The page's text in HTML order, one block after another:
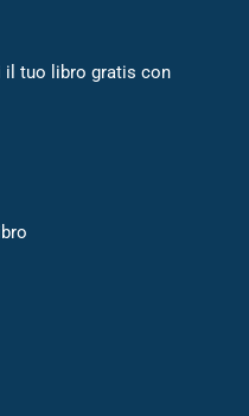
il tuo libro gratis con